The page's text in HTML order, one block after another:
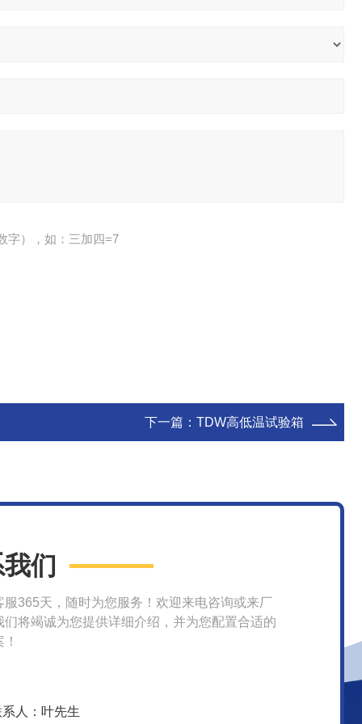
字），如：三加四=7
下一篇： TDW高低温试验箱
们
服365天，随时为您服务！欢迎来电咨询或来厂
们将竭诚为您提供详细介绍，并为您配置合适的
系人：叶先生